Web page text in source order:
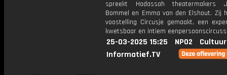
spreekt Hadassah theatermakers
Bommel en Emma van den Elshout. Zij
voostelling Circusje gemaakt, een
kwetsbaar en intiem
25-03-2025 15:25 NPO2
Informatief.TV